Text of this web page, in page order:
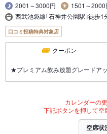
2001～3000円
1501～2000
西武池袋線｢石神井公園駅｣徒歩1
口コミ投稿特典対象店
クーポン
★プレミアム飲み放題グレードア
カレンダーの
下記ボタンを押して空
空席状